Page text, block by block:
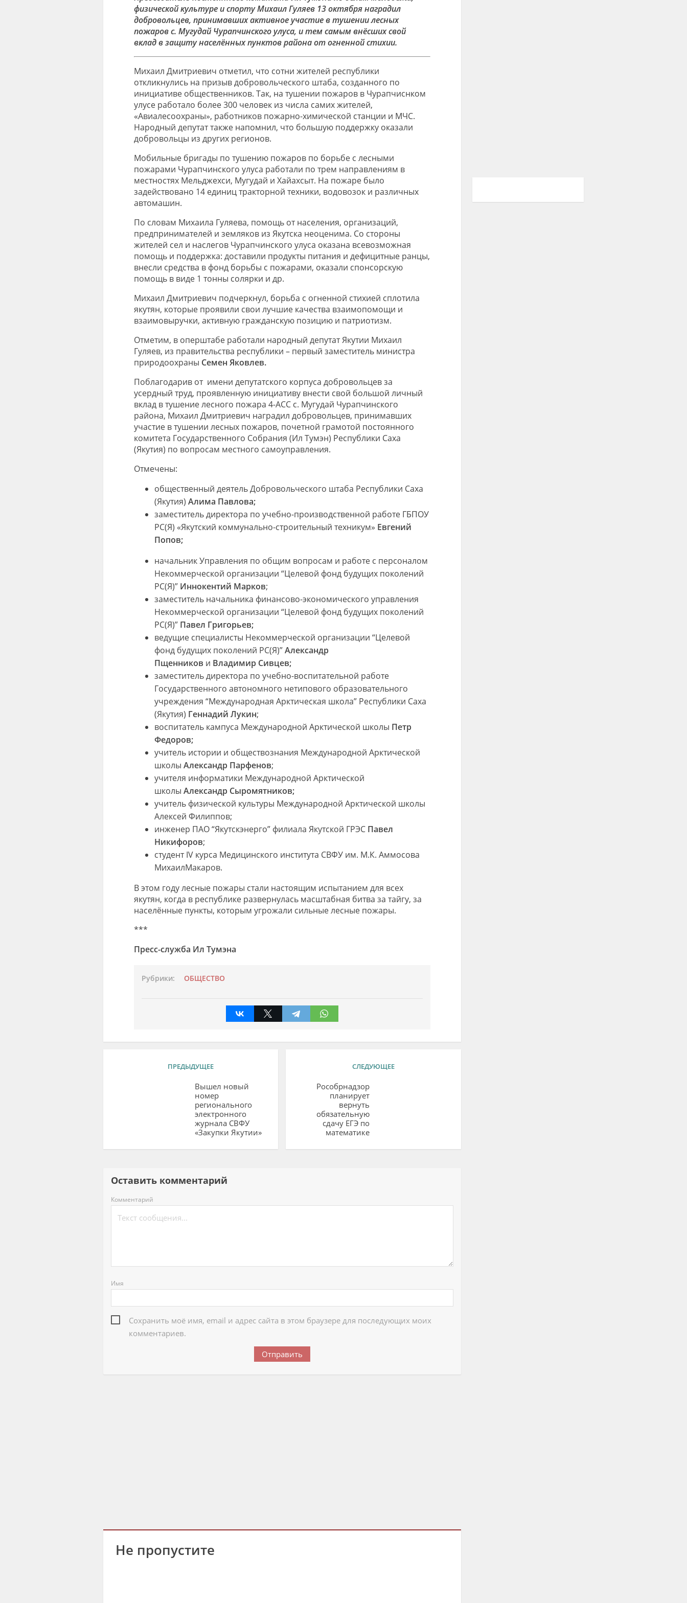
физической культуре и спорту Михаил Гуляев 13 октября наградил
добровольцев, принимавших активное участие в тушении лесных
пожаров с. Мугудай Чурапчинского улуса, и тем самым внёсших свой
вклад в защиту населённых пунктов района от огненной стихии.
Михаил Дмитриевич отметил, что сотни жителей республики
откликнулись на призыв добровольческого штаба, созданного по
инициативе общественников. Так, на тушении пожаров в Чурапчиснком
улусе работало более 300 человек из числа самих жителей,
«Авиалесоохраны», работников пожарно-химической станции и МЧС.
Народный депутат также напомнил, что большую поддержку оказали
добровольцы из других регионов.
Мобильные бригады по тушению пожаров по борьбе с лесными
пожарами Чурапчинского улуса работали по трем направлениям в
местностях Мельджехси, Мугудай и Хайахсыт. На пожаре было
задействовано 14 единиц тракторной техники, водовозок и различных
автомашин.
По словам Михаила Гуляева, помощь от населения, организаций,
предпринимателей и земляков из Якутска неоценима. Со стороны
жителей сел и наслегов Чурапчинского улуса оказана всевозможная
помощь и поддержка: доставили продукты питания и дефицитные ранцы,
внесли средства в фонд борьбы с пожарами, оказали спонсорскую
помощь в виде 1 тонны солярки и др.
Михаил Дмитриевич подчеркнул, борьба с огненной стихией сплотила
якутян, которые проявили свои лучшие качества взаимопомощи и
взаимовыручки, активную гражданскую позицию и патриотизм.
Отметим, в оперштабе работали народный депутат Якутии Михаил
Гуляев, из правительства республики – первый заместитель министра
природоохраны Семен Яковлев.
Поблагодарив от имени депутатского корпуса добровольцев за
усердный труд, проявленную инициативу внести свой большой личный
вклад в тушение лесного пожара 4-АСС с. Мугудай Чурапчинского
района, Михаил Дмитриевич наградил добровольцев, принимавших
участие в тушении лесных пожаров, почетной грамотой постоянного
комитета Государственного Собрания (Ил Тумэн) Республики Саха
(Якутия) по вопросам местного самоуправления.
Отмечены:
общественный деятель Добровольческого штаба Республики Саха
(Якутия) Алима Павлова;
заместитель директора по учебно-производственной работе ГБПОУ
РС(Я) «Якутский коммунально-строительный техникум» Евгений
Попов;
начальник Управления по общим вопросам и работе с персоналом
Некоммерческой организации “Целевой фонд будущих поколений
РС(Я)” Иннокентий Марков;
заместитель начальника финансово-экономического управления
Некоммерческой организации “Целевой фонд будущих поколений
РС(Я)” Павел Григорьев;
ведущие специалисты Некоммерческой организации “Целевой
фонд будущих поколений РС(Я)”Александр
Пщенников и Владимир Сивцев;
заместитель директора по учебно-воспитательной работе
Государственного автономного нетипового образовательного
учреждения “Международная Арктическая школа” Республики Саха
(Якутия) Геннадий Лукин;
воспитатель кампуса Международной Арктической школы Петр
Федоров;
учитель истории и обществознания Международной Арктической
школы Александр Парфенов;
учителя информатики Международной Арктической
школы Александр Сыромятников;
учитель физической культуры Международной Арктической школы
Алексей Филиппов;
инженер ПАО “Якутскэнерго” филиала Якутской ГРЭС Павел
Никифоров;
студент IV курса Медицинского института СВФУ им. М.К. Аммосова
МихаилМакаров.
В этом году лесные пожары стали настоящим испытанием для всех
якутян, когда в республике развернулась масштабная битва за тайгу, за
населённые пункты, которым угрожали сильные лесные пожары.
***
Пресс-служба Ил Тумэна
Рубрики: ОБЩЕСТВО
ПРЕДЫДУЩЕЕ
Вышел новый
номер
регионального
электронного
журнала СВФУ
«Закупки Якутии»
СЛЕДУЮЩЕЕ
Рособрнадзор
планирует
вернуть
обязательную
сдачу ЕГЭ по
математике
Оставить комментарий
Комментарий
Имя
Сохранить моё имя, email и адрес сайта в этом браузере для последующих моих
комментариев.
Не пропустите